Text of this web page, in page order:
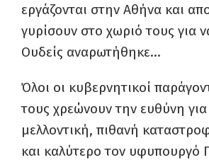
εργάζονται στην Αθήνα και
γυρίσουν στο χωριό τους για
Ουδείς αναρωτήθηκε…
Όλοι οι κυβερνητικοί
τους χρεώνουν την ευθύνη
μελλοντική, πιθανή
και καλύτερο τον υφυπουργό